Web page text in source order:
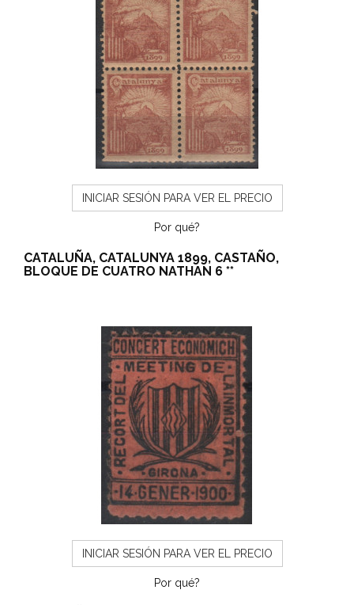
INICIAR SESIÓN PARA VER EL PRECIO
Por qué?
CATALUÑA, CATALUNYA 1899, CASTAÑO,
BLOQUE DE CUATRO NATHAN 6 **
INICIAR SESIÓN PARA VER EL PRECIO
Por qué?